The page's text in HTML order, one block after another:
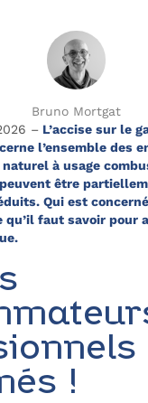
Bruno Mortgat
– L’accise sur le
l’ensemble des
à usage
être
Qui est
qu’il faut savoir pour
!